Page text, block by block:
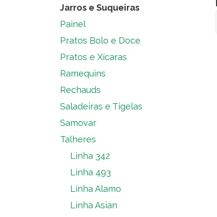
Jarros e Suqueiras
Painel
Pratos Bolo e Doce
Pratos e Xícaras
Ramequins
Rechauds
Saladeiras e Tigelas
Samovar
Talheres
Linha 342
Linha 493
Linha Alamo
Linha Asian